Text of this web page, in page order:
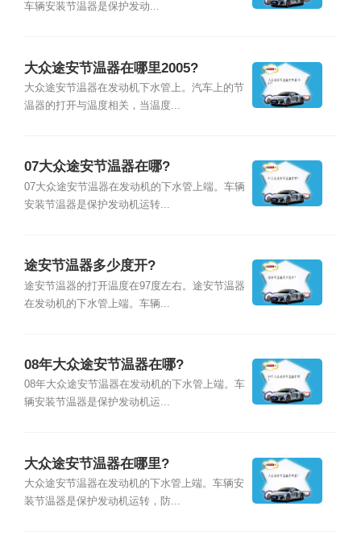
车辆安装节温器是保护发动...
大众途安节温器在哪里2005?
大众途安节温器在发动机下水管上。汽车上的节
温器的打开与温度相关，当温度...
07大众途安节温器在哪?
07大众途安节温器在发动机的下水管上端。车辆
安装节温器是保护发动机运转...
途安节温器多少度开?
途安节温器的打开温度在97度左右。途安节温器
在发动机的下水管上端。车辆...
08年大众途安节温器在哪?
08年大众途安节温器在发动机的下水管上端。车
辆安装节温器是保护发动机运...
大众途安节温器在哪里?
大众途安节温器在发动机的下水管上端。车辆安
装节温器是保护发动机运转，防...